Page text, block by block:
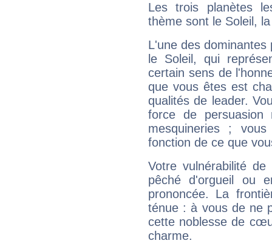
Les trois planètes
thème sont le Soleil,
L'une des
le Soleil, qui
certain sens de
que vous êtes est
qualités de leader.
force de
mesquineries ;
fonction de ce que
Votre vulnérabilité
pêché d'orgueil ou
prononcée. La
ténue : à vous de ne
cette noblesse de
charme.